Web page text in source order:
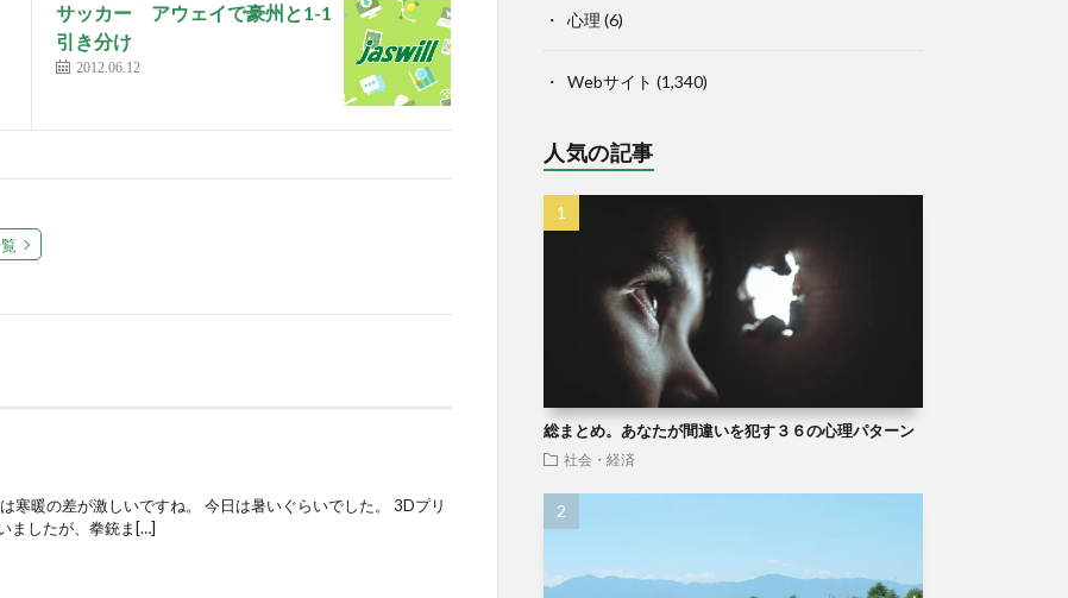
サッカー アウェイで豪州と1-1
引き分け
2012.06.12
寒暖の差が激しいですね。 今日は暑いぐらいでした。 3Dプリ
ましたが、拳銃ま[…]
心理 (6)
Webサイト (1,340)
人気の記事
総まとめ。あなたが間違いを犯す３６の心理パターン
社会・経済